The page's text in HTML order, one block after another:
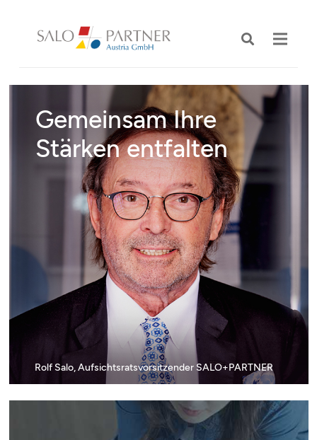
Gemeinsam Ihre
Stärken entfalten
Rolf Salo, Aufsichtsratsvorsitzender SALO+PARTNER